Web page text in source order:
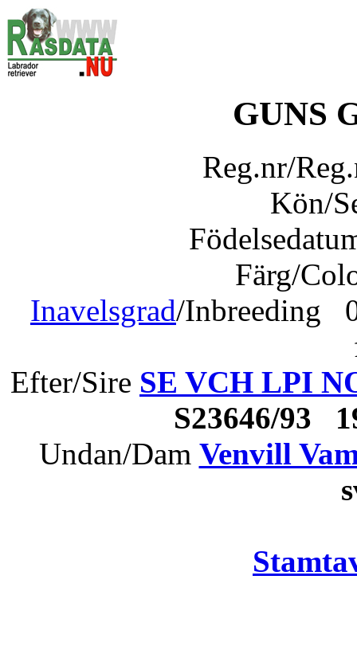
GUNS
Reg.nr/
Kön/
Färg/
Inavelsgrad/Inbreeding
Efter/Sire SE VCH LPI
S23646/93
Undan/Dam Venvill